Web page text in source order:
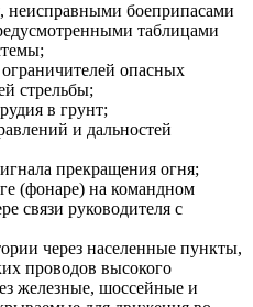
неисправными боеприпасами
таблицами
опасных
стрельбы;
в грунт;
и дальностей
прекращения огня;
(фонаре) на командном
связи руководителя с
через населенные пункты,
проводов высокого
железные, шоссейные и